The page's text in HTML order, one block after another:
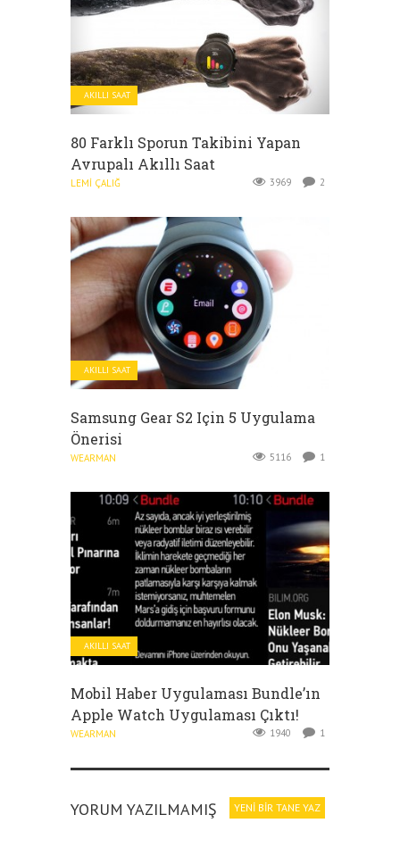
AKILLI SAAT
80 Farklı Sporun Takibini Yapan
Avrupalı Akıllı Saat
LEMI ÇALIĞ 3969 2
AKILLI SAAT
Samsung Gear S2 Için 5 Uygulama
Önerisi
WEARMAN 5116 1
AKILLI SAAT
Mobil Haber Uygulaması Bundle’ın
Apple Watch Uygulaması Çıktı!
WEARMAN 1940 1
YORUM YAZILMAMIŞ YENI BIR TANE YAZ